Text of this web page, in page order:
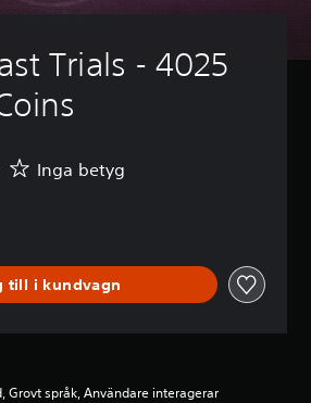
Trials - 4025
Inga betyg
till i kundvagn
Grovt språk, Användare interagerar